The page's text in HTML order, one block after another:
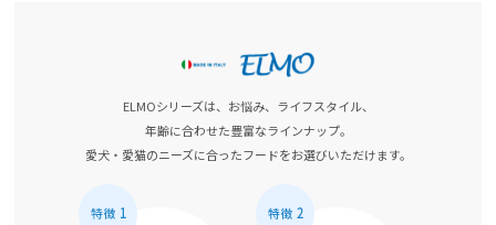
ELMOシリーズは、お悩み、ライフスタイル、
年齢に合わせた豊富なラインナップ。
愛犬・愛猫のニーズに合ったフードをお選びいただけます。